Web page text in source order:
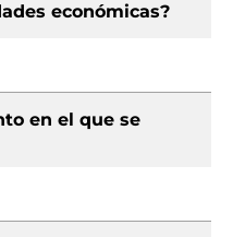
económicas?
en el que se